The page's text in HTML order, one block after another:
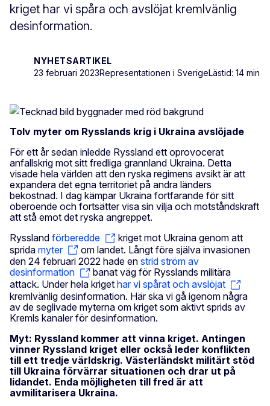
kriget har vi spåra och avslöjat kremlvänlig
desinformation.
NYHETSARTIKEL
23 februari 2023Representationen i SverigeLästid: 14 min
Tolv myter om Rysslands krig i Ukraina avslöjade
För ett år sedan inledde Ryssland ett oprovocerat
anfallskrig mot sitt fredliga grannland Ukraina. Detta
visade hela världen att den ryska regimens avsikt är att
expandera det egna territoriet på andra länders
bekostnad. I dag kämpar Ukraina fortfarande för sitt
oberoende och fortsätter visa sin vilja och motståndskraft
att stå emot det ryska angreppet.
Ryssland förberedde
kriget mot Ukraina genom att
sprida myter
om landet. Långt före själva invasionen
den 24 februari 2022 hade en strid ström av
desinformation
banat väg för Rysslands militära
attack. Under hela kriget har vi spårat och avslöjat
kremlvänlig desinformation. Här ska vi gå igenom några
av de seglivade myterna om kriget som aktivt sprids av
Kremls kanaler för desinformation.
Myt: Ryssland kommer att vinna kriget. Antingen
vinner Ryssland kriget eller också leder konflikten
till ett tredje världskrig. Västerländskt militärt stöd
till Ukraina förvärrar situationen och drar ut på
lidandet. Enda möjligheten till fred är att
avmilitarisera Ukraina.